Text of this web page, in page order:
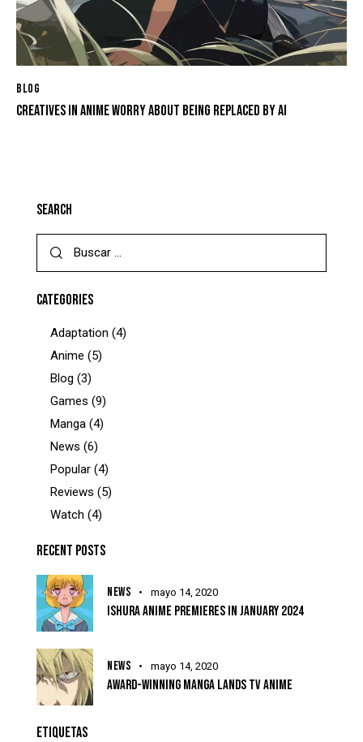
BLOG
CREATIVES IN ANIME WORRY ABOUT BEING REPLACED BY AI
SEARCH
CATEGORIES
Adaptation (4)
Anime (5)
Blog (3)
Games (9)
Manga (4)
News (6)
Popular (4)
Reviews (5)
Watch (4)
RECENT POSTS
NEWS mayo 14, 2020
ISHURA ANIME PREMIERES IN JANUARY 2024
NEWS mayo 14, 2020
AWARD-WINNING MANGA LANDS TV ANIME
ETIQUETAS